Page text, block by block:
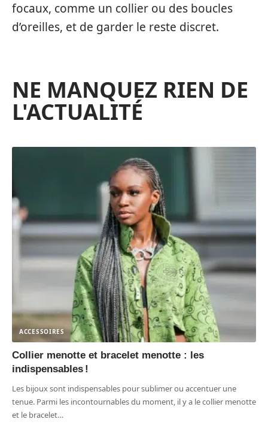
focaux, comme un collier ou des boucles
d’oreilles, et de garder le reste discret.
NE MANQUEZ RIEN DE
L'ACTUALITÉ
ACCESSOIRES
Collier menotte et bracelet menotte : les
indispensables !
Les bijoux sont indispensables pour sublimer ou accentuer une
tenue. Parmi les incontournables du moment, il y a le collier menotte
et le bracelet…